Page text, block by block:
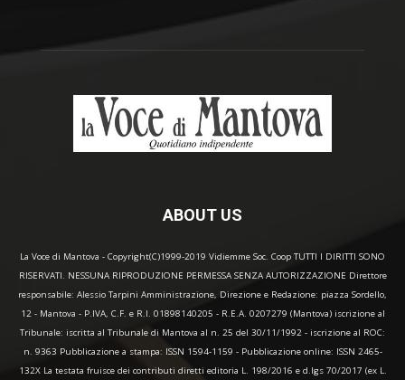
ABOUT US
La Voce di Mantova - Copyright(C)1999-2019 Vidiemme Soc. Coop TUTTI I DIRITTI SONO
RISERVATI. NESSUNA RIPRODUZIONE PERMESSA SENZA AUTORIZZAZIONE Direttore
responsabile: Alessio Tarpini Amministrazione, Direzione e Redazione: piazza Sordello,
12 - Mantova - P.IVA, C.F. e R.I. 01898140205 - R.E.A. 0207279 (Mantova) iscrizione al
Tribunale: iscritta al Tribunale di Mantova al n. 25 del 30/11/1992 - iscrizione al ROC:
n. 9363 Pubblicazione a stampa: ISSN 1594-1159 - Pubblicazione online: ISSN 2465-
132X La testata fruisce dei contributi diretti editoria L. 198/2016 e d.lgs 70/2017 (ex L.